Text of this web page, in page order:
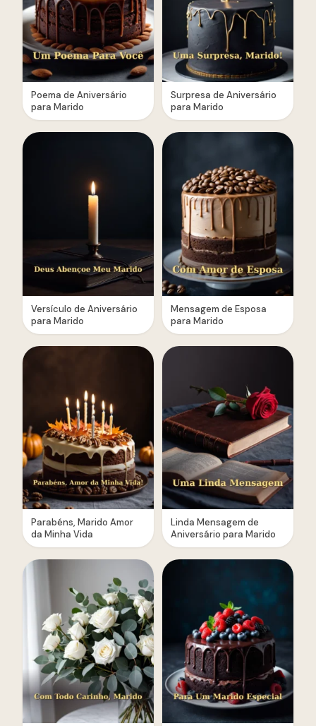
Poema de Aniversário
para Marido
Versículo de Aniversário
para Marido
Parabéns, Marido Amor
da Minha Vida
Surpresa de Aniversário
para Marido
Mensagem de Esposa
para Marido
Linda Mensagem de
Aniversário para Marido